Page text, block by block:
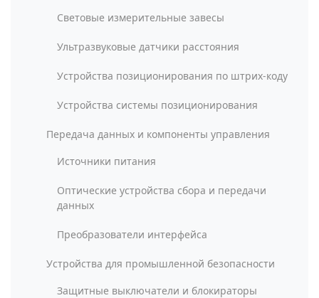
Световые измерительные завесы
Ультразвуковые датчики расстояния
Устройства позиционирования по штрих-коду
Устройства системы позиционирования
Передача данных и компоненты управления
Источники питания
Оптические устройства сбора и передачи
данных
Преобразователи интерфейса
Устройства для промышленной безопасности
Защитные выключатели и блокираторы